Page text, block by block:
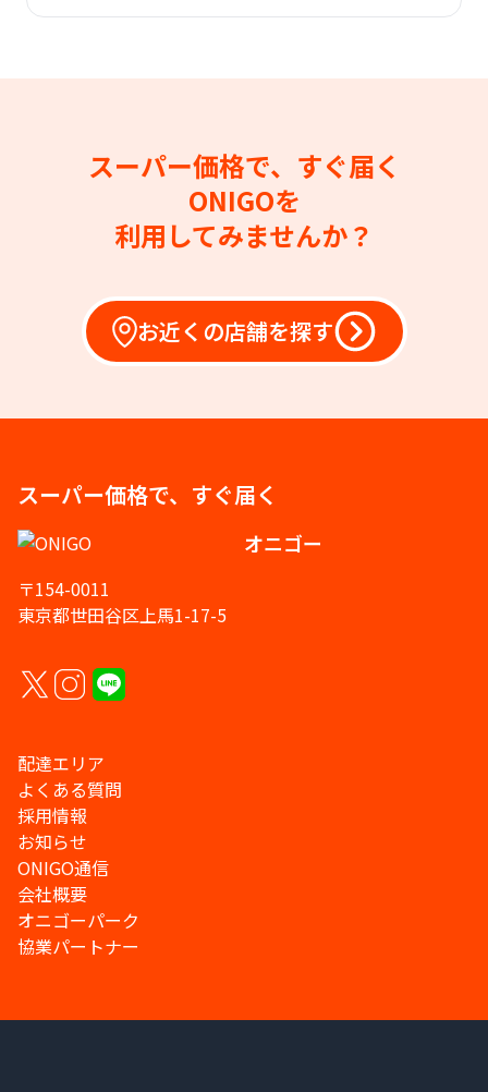
スーパー価格で、すぐ届く
ONIGOを
利用してみませんか？
お近くの店舗を探す
スーパー価格で、すぐ届く
オニゴー
〒154-0011
東京都世田谷区上馬1-17-5
配達エリア
よくある質問
採用情報
お知らせ
ONIGO通信
会社概要
オニゴーパーク
協業パートナー